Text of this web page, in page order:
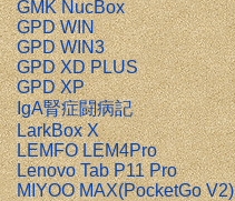
GMK NucBox
GPD WIN
GPD WIN3
GPD XD PLUS
GPD XP
IgA腎症闘病記
LarkBox X
LEMFO LEM4Pro
Lenovo Tab P11 Pro
MIYOO MAX(PocketGo V2)